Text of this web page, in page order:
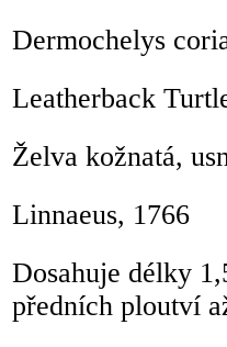
Dermochelys
Leatherback
Želva kožnatá,
Linnaeus, 1766
Dosahuje délky
předních ploutví